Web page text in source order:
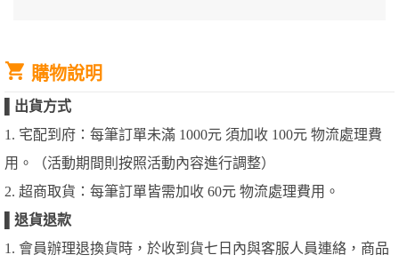
購物說明
出貨方式
1. 宅配到府：每筆訂單未滿 1000元 須加收 100元 物流處理費
用。（活動期間則按照活動內容進行調整）
2. 超商取貨：每筆訂單皆需加收 60元 物流處理費用。
退貨退款
1. 會員辦理退換貨時，於收到貨七日內與客服人員連絡，商品